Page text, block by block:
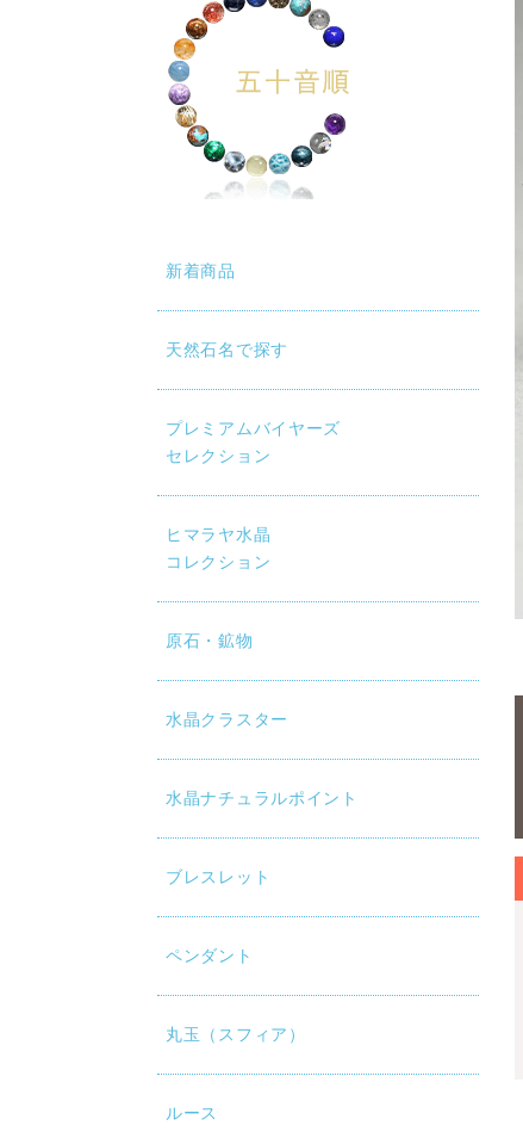
新着商品
天然石名で探す
プレミアムバイヤーズ
セレクション
ヒマラヤ水晶
コレクション
原石・鉱物
水晶クラスター
水晶ナチュラルポイント
ブレスレット
ペンダント
丸玉（スフィア）
ルース